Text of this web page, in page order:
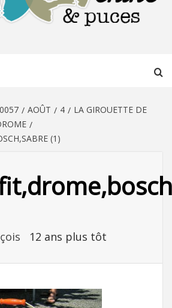
AOÛT 4
LA GIROUETTE DE
(1)
12 ans plus tôt